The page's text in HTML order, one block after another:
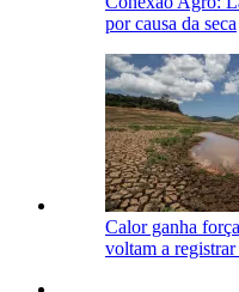
por causa da seca
Calor ganha
voltam a registrar